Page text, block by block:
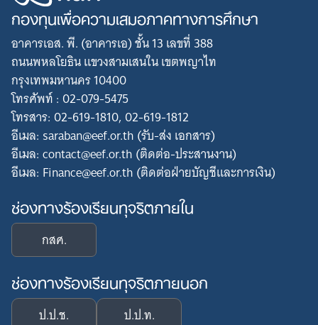
กองทุนเพื่อความเสมอภาคทางการศึกษา
อาคารเอส. พี. (อาคารเอ) ชั้น 13 เลขที่ 388
ถนนพหลโยธิน แขวงสามเสนใน เขตพญาไท
กรุงเทพมหานคร 10400
โทรศัพท์ : 02-079-5475
โทรสาร: 02-619-1810, 02-619-1812
อีเมล: saraban@eef.or.th (รับ-ส่ง เอกสาร)
อีเมล: contact@eef.or.th (ติดต่อ-ประสานงาน)
อีเมล: Finance@eef.or.th (ติดต่อฝ่ายบัญชีและการเงิน)
ช่องทางร้องเรียนทุจริตภายใน
กสศ.
ช่องทางร้องเรียนทุจริตภายนอก
ป.ป.ช. ป.ป.ท.